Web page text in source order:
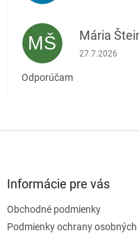
MŠ Mária
Hodnotenie
27.7.2026
Odporúčam
Informácie pre vás
Obchodné podmienky
Podmienky ochrany